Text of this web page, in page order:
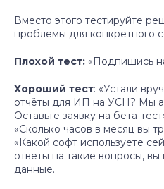
Вместо этого тестируйте
проблемы для конкретного
Плохой тест: «Подпишись
Хороший тест: «Устали
отчёты для ИП на УСН? Мы
Оставьте заявку на бета-
«Сколько часов в месяц вы
«Какой софт используете
ответы на такие вопросы,
данные.
Подписаться
Посмотреть
Подписаться
Анализ идей
Контакты